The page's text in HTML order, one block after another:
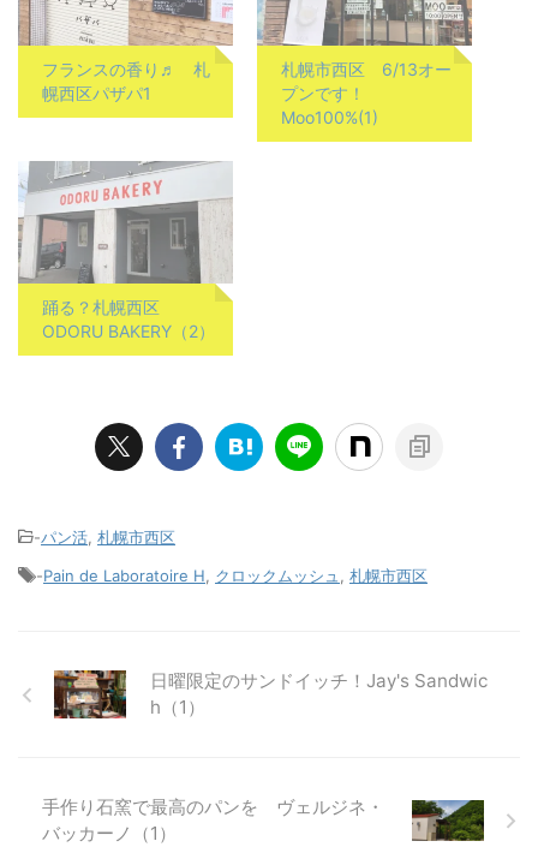
フランスの香り♬ 札
幌西区パザパ1
札幌市西区 6/13オー
プンです！
Moo100%(1)
踊る？札幌西区
ODORU BAKERY（2）
-パン活, 札幌市西区
-Pain de Laboratoire H, クロックムッシュ, 札幌市西区
日曜限定のサンドイッチ！Jay's Sandwic
h（1）
手作り石窯で最高のパンを ヴェルジネ・
バッカーノ（1）